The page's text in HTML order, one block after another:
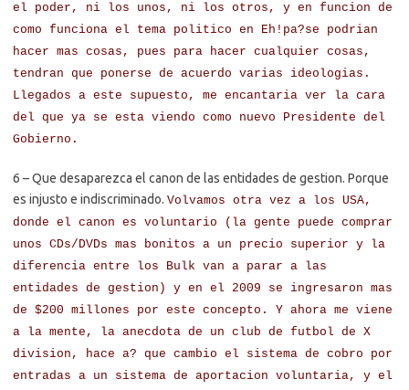
el poder, ni los unos, ni los otros, y en funcion de
como funciona el tema politico en Eh!pa?se podrian
hacer mas cosas, pues para hacer cualquier cosas,
tendran que ponerse de acuerdo varias ideologias.
Llegados a este supuesto, me encantaria ver la cara
del que ya se esta viendo como nuevo Presidente del
Gobierno.
6 – Que desaparezca el canon de las entidades de gestion. Porque
es injusto e indiscriminado. Volvamos otra vez a los USA,
donde el canon es voluntario (la gente puede comprar
unos CDs/DVDs mas bonitos a un precio superior y la
diferencia entre los Bulk van a parar a las
entidades de gestion) y en el 2009 se ingresaron mas
de $200 millones por este concepto. Y ahora me viene
a la mente, la anecdota de un club de futbol de X
division, hace a? que cambio el sistema de cobro por
entradas a un sistema de aportacion voluntaria, y el